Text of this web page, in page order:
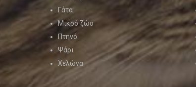
Γάτα
Μικρό ζώο
Πτηνό
Ψάρι
Χελώνα